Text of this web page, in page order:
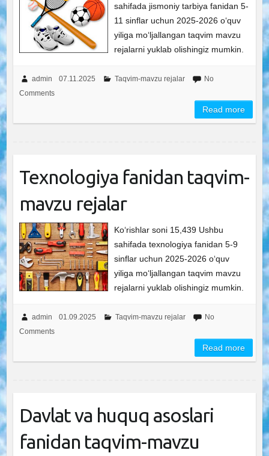
sahifada jismoniy tarbiya fanidan 5-
11 sinflar uchun 2025-2026 o‘quv
yiliga mo‘ljallangan taqvim mavzu
rejalarni yuklab olishingiz mumkin.
admin 07.11.2025 Taqvim-mavzu rejalar
No
Comments
Read more
Texnologiya fanidan taqvim-
mavzu rejalar
Ko‘rishlar soni 15,439 Ushbu
sahifada texnologiya fanidan 5-9
sinflar uchun 2025-2026 o‘quv
yiliga mo‘ljallangan taqvim mavzu
rejalarni yuklab olishingiz mumkin.
admin 01.09.2025 Taqvim-mavzu rejalar
No
Comments
Read more
Davlat va huquq asoslari
fanidan taqvim-mavzu